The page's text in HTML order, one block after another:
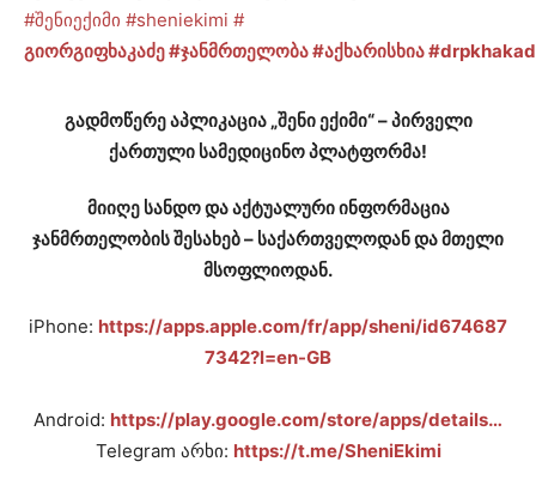
#შენიექიმი #sheniekimi #
გიორგიფხაკაძე#ჯანმრთელობა#აქხარისხია
გადმოწერე აპლიკაცია „შენი ექიმი“ – პირველი
ქართული სამედიცინო პლატფორმა!
მიიღე სანდო და აქტუალური ინფორმაცია
ჯანმრთელობის შესახებ – საქართველოდან და მთელი
მსოფლიოდან.
iPhone: https://apps.apple.com/fr/app/sheni/id674687
7342?l=en-GB
Android: https://play.google.com/store/apps/details…
Telegram არხი: https://t.me/SheniEkimi